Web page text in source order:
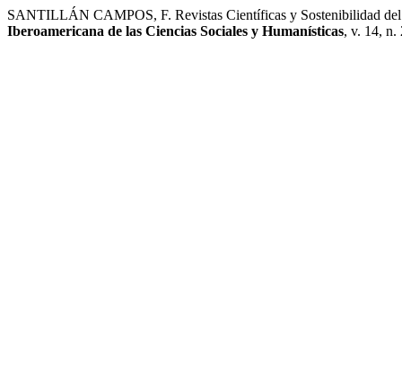
SANTILLÁN CAMPOS, F. Revistas Científicas y Sostenibilidad
Iberoamericana de las Ciencias Sociales y Humanísticas, v. 14, n.